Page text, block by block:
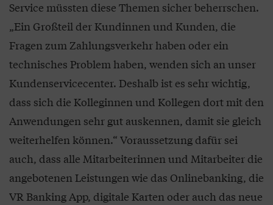
Service müssten diese Themen sicher beherrschen.
„Ein Großteil der Kundinnen und Kunden, die
Fragen zum Zahlungsverkehr haben oder ein
technisches Problem haben, wenden sich an unser
Kundenservicecenter. Deshalb ist es sehr wichtig,
dass sich die Kolleginnen und Kollegen dort mit den
Anwendungen sehr gut auskennen, damit sie gleich
weiterhelfen können.“ Voraussetzung dafür sei
auch, dass alle Mitarbeiterinnen und Mitarbeiter die
angebotenen Leistungen wie das Onlinebanking, die
VR Banking App, digitale Karten oder auch das neue